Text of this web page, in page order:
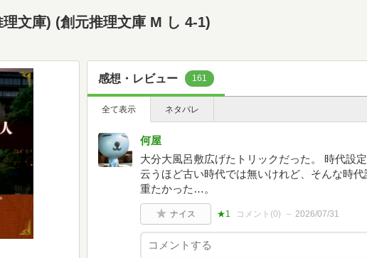
文庫) (創元推理文庫 M し 4-1)
感想・レビュー 161
全て表示 ネタバレ
何屋
大分大風呂敷広げたトリックだった。 時代設
云うほど古い時代では無いけれど、そんな時
重たかった…。
ナイス ★1 コメント(0) 2026/07/31